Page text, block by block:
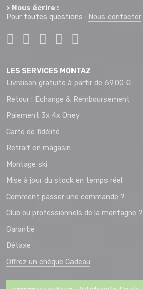
> Nous écrire :
Pour toutes questions : Nous contacter
LES SERVICES MONTAZ
Livraison gratuite à partir de 69.00 €
Retour : Echange & Remboursement
Paiement 3x 4x Oney
Carte de fidélité
Retrait en magasin
Montage ski
Mise à jour du stock en temps réel
Comment passer une commande ?
Club ou professionnels de la montagne ?
Garantie
Détaxe
Offrez un chèque Cadeau